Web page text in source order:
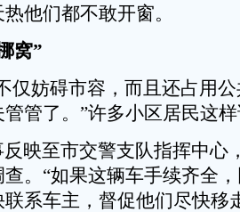
他们都不敢开窗。
窝”
仅妨碍市容，而且还占用
管了。”许多小区居民这
映至市交警支队指挥中心
。“如果这辆车手续齐全
系车主，督促他们尽快移